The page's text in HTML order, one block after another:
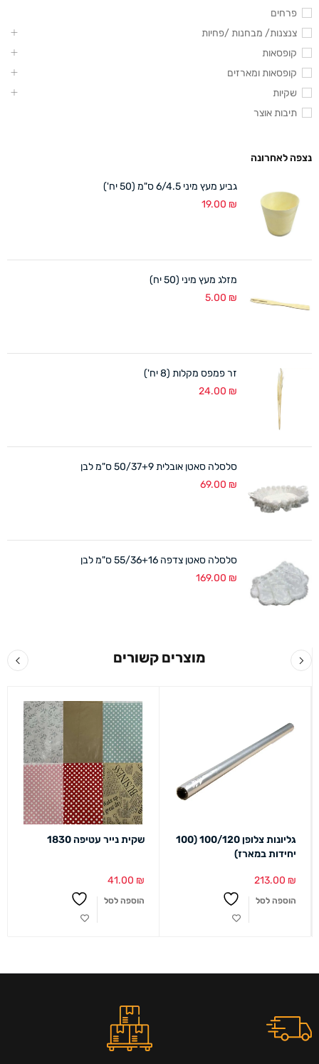
פרחים
צנצנות/ מבחנות /פחיות
קופסאות
קופסאות ומארזים
שקיות
תיבות אוצר
נצפה לאחרונה
גביע מעץ מיני 6/4.5 ס"מ (50 יח')
19.00 ₪
מזלג מעץ מיני (50 יח)
5.00 ₪
זר פמפס מקלות (8 יח')
24.00 ₪
סלסלה סאטן אובלית 50/37+9 ס"מ לבן
69.00 ₪
סלסלה סאטן צדפה 55/36+16 ס"מ לבן
169.00 ₪
מוצרים קשורים
גליונות צלופן 100/120 (100
יחידות במארז)
213.00 ₪
הוספה לסל
שקית נייר עטיפה 1830
41.00 ₪
הוספה לסל